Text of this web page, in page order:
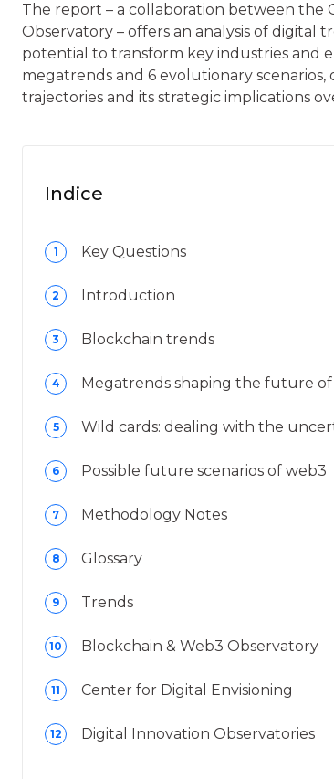
The report – a collaboration between the
Observatory – offers an analysis of digital
potential to transform key industries and
megatrends and 6 evolutionary
trajectories and its strategic implications
Indice
1 Key Questions
2 Introduction
3 Blockchain trends
4 Megatrends shaping the future
5 Wild cards: dealing with the
6 Possible future scenarios of web3
7 Methodology Notes
8 Glossary
9 Trends
10 Blockchain & Web3 Observatory
11 Center for Digital Envisioning
12 Digital Innovation Observatories